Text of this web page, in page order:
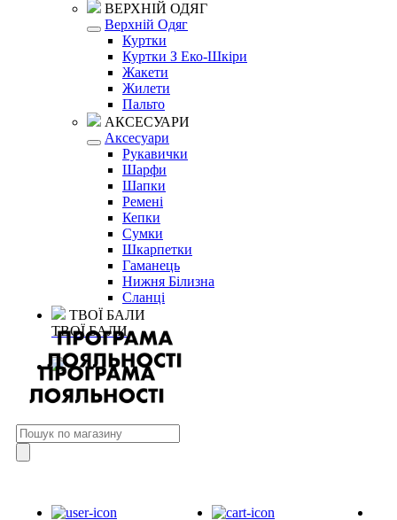
ВЕРХНІЙ ОДЯГ
Верхній Одяг
Куртки
Куртки З Еко-Шкіри
Жакети
Жилети
Пальто
АКСЕСУАРИ
Аксесуари
Рукавички
Шарфи
Шапки
Ремені
Кепки
Сумки
Шкарпетки
Гаманець
Нижня Білизна
Сланці
ТВОЇ БАЛИ
ТВОЇ БАЛИ